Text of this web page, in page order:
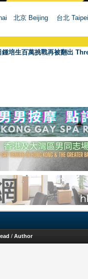
北京 Beijing 台北 Taipei
培生百萬挑戰再被翻出
/Author